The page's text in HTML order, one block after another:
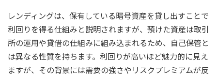
レンディングは、保有している暗号資産を貸し出すことで
利回りを得る仕組みと説明されますが、預けた資産は取引
所の運用や貸借の仕組みに組み込まれるため、自己保管と
は異なる性質を持ちます。利回りが高いほど魅力的に見え
ますが、その背景には需要の強さやリスクプレミアムが反